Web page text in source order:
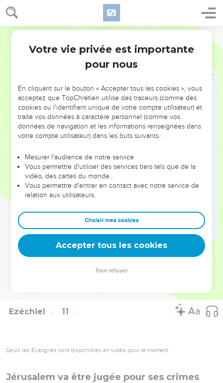
Ezéchiel 10
Le Seigneur quitte le temple
La gloire de l’Eternel quitta le seuil du Temple et vint se
placer sur les chérubins.
Ceux-ci déployèrent leurs ailes et s’élevèrent de terre
Ils s’arrêtèrent à l’entrée de la porte orientale du Temple de
l’Eternel et la gloire du Dieu d’Israël reposait sur eux tout au-
dessus.
C’étaient les êtres vivants que j’avais vus au-dessous du
c’étaient des chérubins.
Chacun d’eux avait quatre faces et quatre ailes, sous
lesquelles apparaissaient ce qui était comme des mains
humaines.
Leurs faces avaient la même apparence que celles que
j’avais vues près du fleuve Kebar, elles avaient le même
aspect ; c’étaient bien eux. Chacun des êtres avançait droit
devant lui.
La Bible Du Semeur Copyright © 1992, 1999 by Biblica, Inc.® Used by permission.
Ezéchiel 11
Seuls les Évangiles sont disponibles en vidéo pour le moment.
Jérusalem va être jugée pour ses crimes
Votre vie privée est importante
pour nous
En cliquant sur le bouton « Accepter tous les cookies », vous
acceptez que TopChrétien utilise des traceurs (comme des
cookies ou l'identifiant unique de votre compte utilisateur) et
traite vos données à caractère personnel (comme vos
données de navigation et les informations renseignées dans
votre compte utilisateur) dans les buts suivants :
Mesurer l'audience de notre service
Vous permettre d'utiliser des services tiers tels que de la
vidéo, des cartes du monde…
Vous permettre d'entrer en contact avec notre service de
relation aux utilisateurs.
Choisir mes cookies
Accepter tous les cookies
Tout refuser